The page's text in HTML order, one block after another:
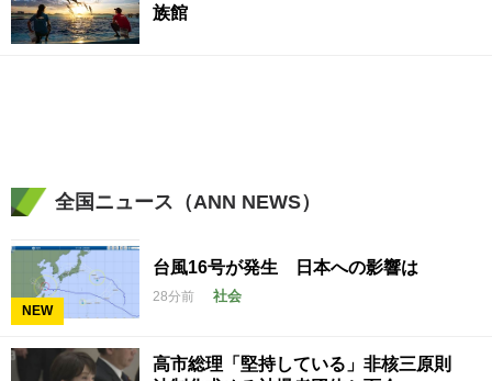
族館
全国ニュース（ANN NEWS）
NEW
台風16号が発生 日本への影響は
28分前 社会
高市総理「堅持している」非核三原則